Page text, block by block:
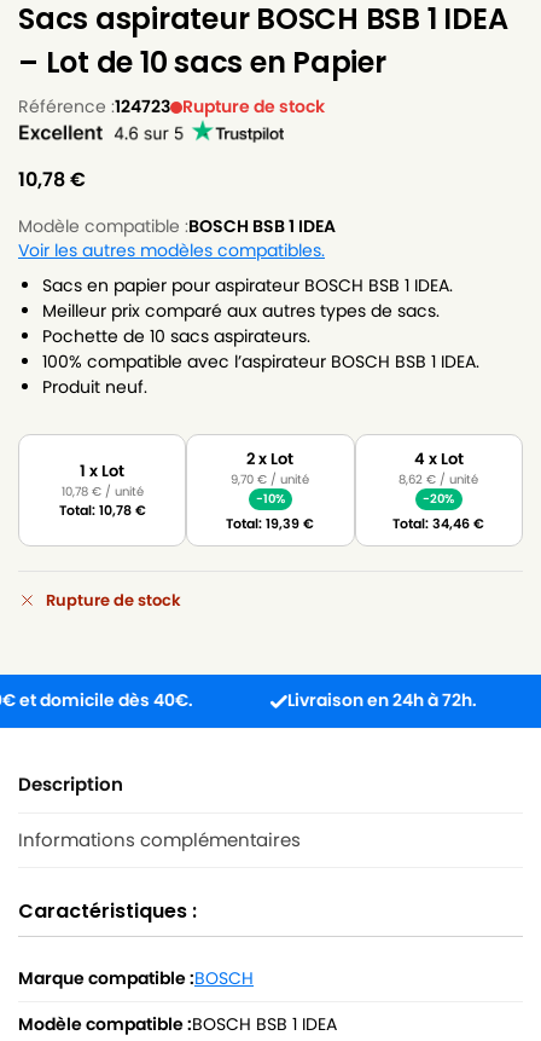
Sacs aspirateur BOSCH BSB 1 IDEA
– Lot de 10 sacs en Papier
Référence :124723 Rupture de stock
10,78€
Modèle compatible :BOSCH BSB 1 IDEA
Voir les autres modèles compatibles.
Sacs en papier pour aspirateur BOSCH BSB 1 IDEA.
Meilleur prix comparé aux autres types de sacs.
Pochette de 10 sacs aspirateurs.
100% compatible avec l’aspirateur BOSCH BSB 1 IDEA.
Produit neuf.
1 x Lot
10,78 €/ unité
Total:10,78€
2 x Lot
9,70€ / unité
-10%
Total:19,39€
4 x Lot
8,62€ / unité
-20%
Total:34,46€
Rupture de stock
dès 40€. Livraison en 24h à 72h.
Description
Informations complémentaires
Caractéristiques :
Marque compatible :BOSCH
Modèle compatible :BOSCH BSB 1 IDEA